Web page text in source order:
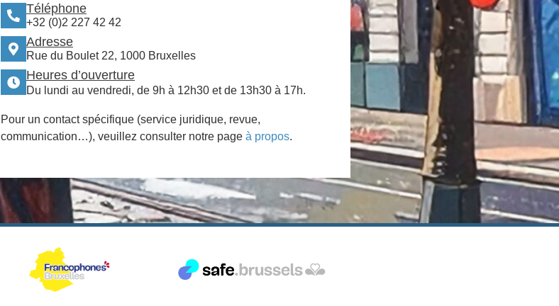
Téléphone
+32 (0)2 227 42 42
Adresse
Rue du Boulet 22, 1000 Bruxelles
Heures d’ouverture
Du lundi au vendredi, de 9h à 12h30 et de 13h30 à 17h.
Pour un contact spécifique (service juridique, revue,
communication…), veuillez consulter notre page à propos.